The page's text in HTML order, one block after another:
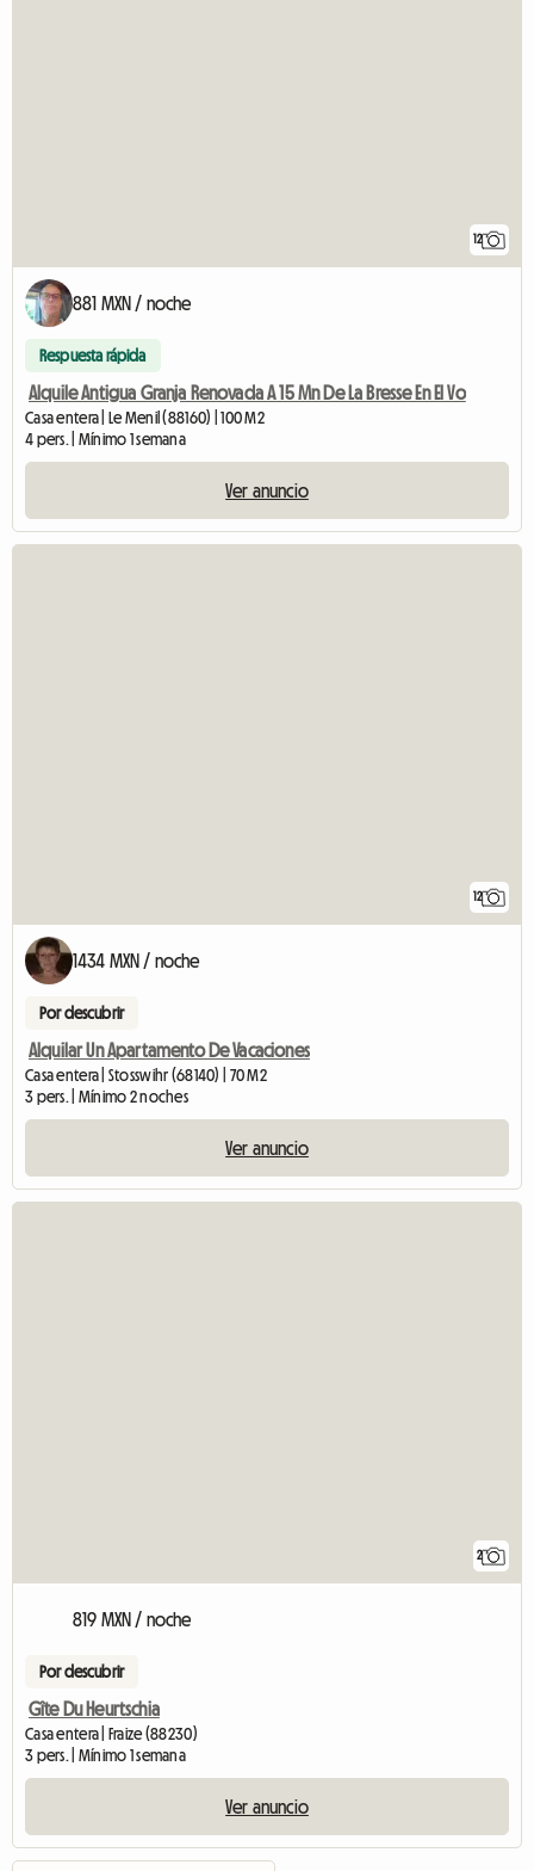
12
881 MXN / noche
Respuesta rápida
Alquile Antigua Granja Renovada A 15 Mn De La Bresse En El Vo
Casa entera | Le Menil (88160) | 100 M2
4 pers. | Mínimo 1 semana
Ver anuncio
12
1434 MXN / noche
Por descubrir
Alquilar Un Apartamento De Vacaciones
Casa entera | Stosswihr (68140) | 70 M2
3 pers. | Mínimo 2 noches
Ver anuncio
2
819 MXN / noche
Por descubrir
Gîte Du Heurtschia
Casa entera | Fraize (88230)
3 pers. | Mínimo 1 semana
Ver anuncio